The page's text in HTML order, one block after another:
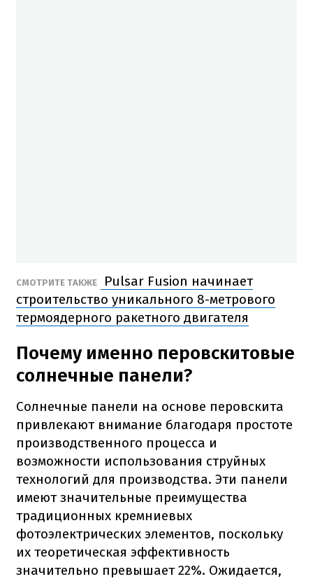
СМОТРИТЕ ТАКЖЕ
Pulsar Fusion начинает
строительство уникального 8-метрового
термоядерного ракетного двигателя
Почему именно перовскитовые
солнечные панели?
Солнечные панели на основе перовскита
привлекают внимание благодаря простоте
производственного процесса и
возможности использования струйных
технологий для производства. Эти панели
имеют значительные преимущества
традиционных кремниевых
фотоэлектрических элементов, поскольку
их теоретическая эффективность
значительно превышает 22%. Ожидается,